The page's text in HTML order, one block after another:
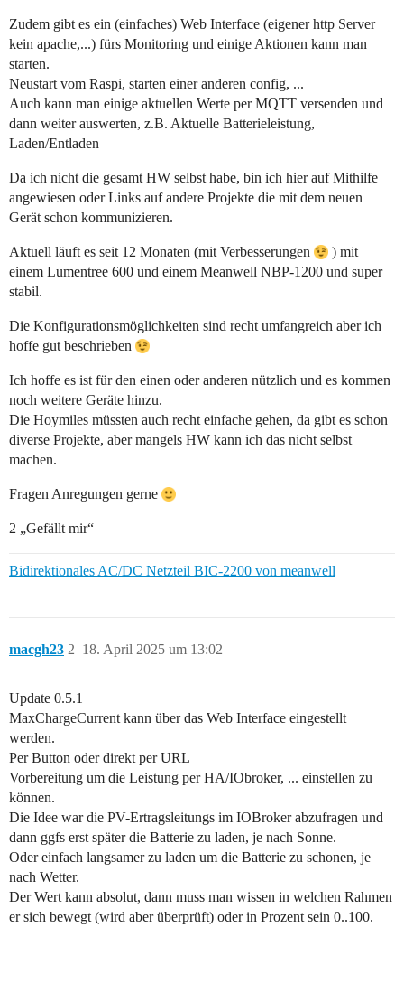
Zudem gibt es ein (einfaches) Web Interface (eigener http Server
kein apache,...) fürs Monitoring und einige Aktionen kann man
starten.
Neustart vom Raspi, starten einer anderen config, ...
Auch kann man einige aktuellen Werte per MQTT versenden und
dann weiter auswerten, z.B. Aktuelle Batterieleistung,
Laden/Entladen
Da ich nicht die gesamt HW selbst habe, bin ich hier auf Mithilfe
angewiesen oder Links auf andere Projekte die mit dem neuen
Gerät schon kommunizieren.
Aktuell läuft es seit 12 Monaten (mit Verbesserungen
) mit
einem Lumentree 600 und einem Meanwell NBP-1200 und super
stabil.
Die Konfigurationsmöglichkeiten sind recht umfangreich aber ich
hoffe gut beschrieben
Ich hoffe es ist für den einen oder anderen nützlich und es kommen
noch weitere Geräte hinzu.
Die Hoymiles müssten auch recht einfache gehen, da gibt es schon
diverse Projekte, aber mangels HW kann ich das nicht selbst
machen.
Fragen Anregungen gerne
2 „Gefällt mir“
Bidirektionales AC/DC Netzteil BIC-2200 von meanwell
macgh23 18. April 2025 um 13:02
2
Update 0.5.1
MaxChargeCurrent kann über das Web Interface eingestellt
werden.
Per Button oder direkt per URL
Vorbereitung um die Leistung per HA/IObroker, ... einstellen zu
können.
Die Idee war die PV-Ertragsleitungs im IOBroker abzufragen und
dann ggfs erst später die Batterie zu laden, je nach Sonne.
Oder einfach langsamer zu laden um die Batterie zu schonen, je
nach Wetter.
Der Wert kann absolut, dann muss man wissen in welchen Rahmen
er sich bewegt (wird aber überprüft) oder in Prozent sein 0..100.